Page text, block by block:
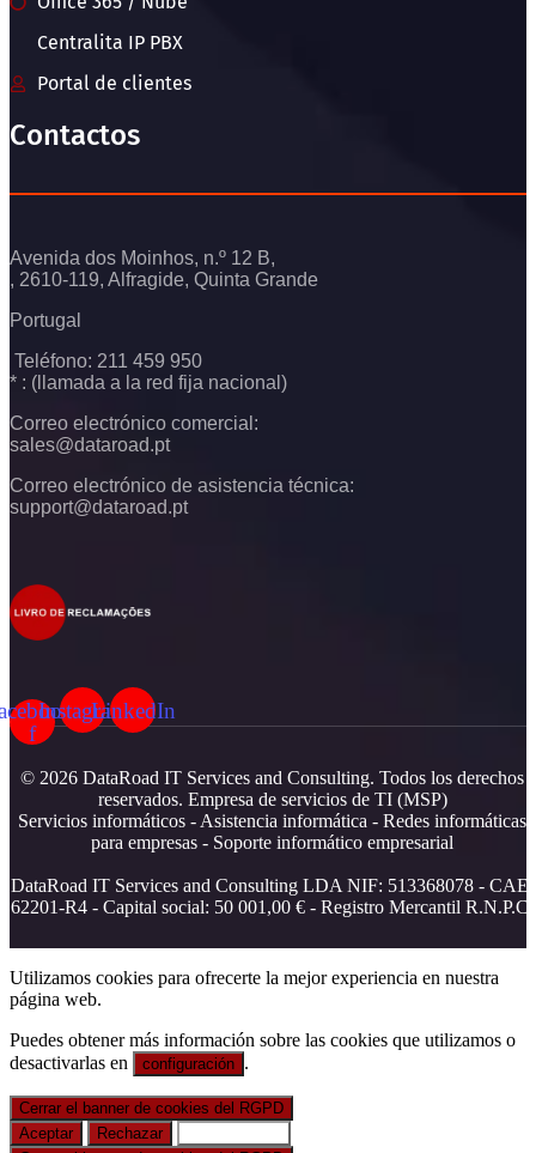
Centralita IP PBX
Portal de clientes
Contactos
Avenida dos Moinhos, n.º 12 B,
, 2610-119, Alfragide, Quinta Grande
Portugal
Teléfono: 211 459 950
* : (llamada a la red fija nacional)
Correo electrónico comercial:
sales@dataroad.pt
Correo electrónico de asistencia técnica:
support@dataroad.pt
f
InstagramLinkedIn
© 2026 DataRoad IT Services and Consulting. Todos los derechos
reservados. Empresa de servicios de TI (MSP)
Servicios informáticos - Asistencia informática - Redes informáticas
para empresas - Soporte informático empresarial
DataRoad IT Services and Consulting LDA NIF: 513368078 - CAE:
62201-R4 - Capital social: 50 001,00 € - Registro Mercantil R.N.P.C.
Utilizamos cookies para ofrecerte la mejor experiencia en nuestra
página web.
Puedes obtener más información sobre las cookies que utilizamos o
desactivarlas en
configuración .
Cerrar el banner de cookies del RGPD
Aceptar
Rechazar